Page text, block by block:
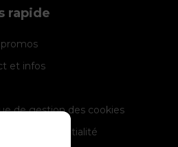
rapide
et infos
de gestion des cookies
de confidentialité